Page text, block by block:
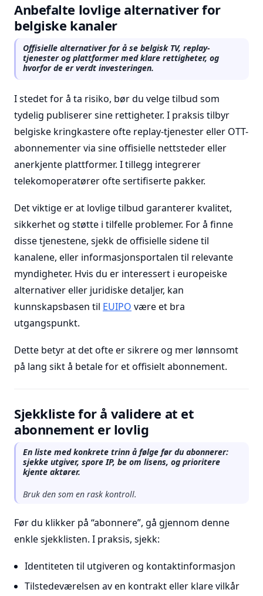
Anbefalte lovlige alternativer for
belgiske kanaler
Offisielle alternativer for å se belgisk TV, replay-
tjenester og plattformer med klare rettigheter, og
hvorfor de er verdt investeringen.
I stedet for å ta risiko, bør du velge tilbud som
tydelig publiserer sine rettigheter. I praksis tilbyr
belgiske kringkastere ofte replay-tjenester eller OTT-
abonnementer via sine offisielle nettsteder eller
anerkjente plattformer. I tillegg integrerer
telekomoperatører ofte sertifiserte pakker.
Det viktige er at lovlige tilbud garanterer kvalitet,
sikkerhet og støtte i tilfelle problemer. For å finne
disse tjenestene, sjekk de offisielle sidene til
kanalene, eller informasjonsportalen til relevante
myndigheter. Hvis du er interessert i europeiske
alternativer eller juridiske detaljer, kan
kunnskapsbasen til EUIPO være et bra
utgangspunkt.
Dette betyr at det ofte er sikrere og mer lønnsomt
på lang sikt å betale for et offisielt abonnement.
Sjekkliste for å validere at et
abonnement er lovlig
En liste med konkrete trinn å følge før du abonnerer:
sjekke utgiver, spore IP, be om lisens, og prioritere
kjente aktører.
Bruk den som en rask kontroll.
Før du klikker på “abonnere”, gå gjennom denne
enkle sjekklisten. I praksis, sjekk:
Identiteten til utgiveren og kontaktinformasjon
Tilstedeværelsen av en kontrakt eller klare vilkår